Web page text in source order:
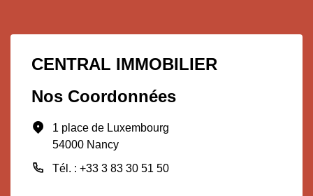
CENTRAL IMMOBILIER
Nos Coordonnées
1 place de Luxembourg
54000 Nancy
Tél. : +33 3 83 30 51 50